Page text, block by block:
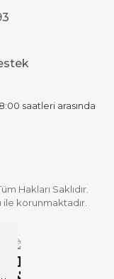
saatleri arasında
Hakları Saklıdır.
ile korunmaktadır.